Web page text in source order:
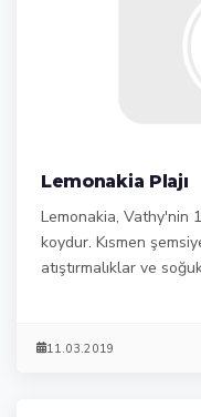
Lemonakia Plajı
Lemonakia, Vathy'nin
koydur. Kısmen
atıştırmalıklar ve
11.03.2019